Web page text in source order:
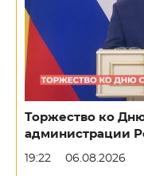
Торжество ко
администрации
19:22 06.08.2026